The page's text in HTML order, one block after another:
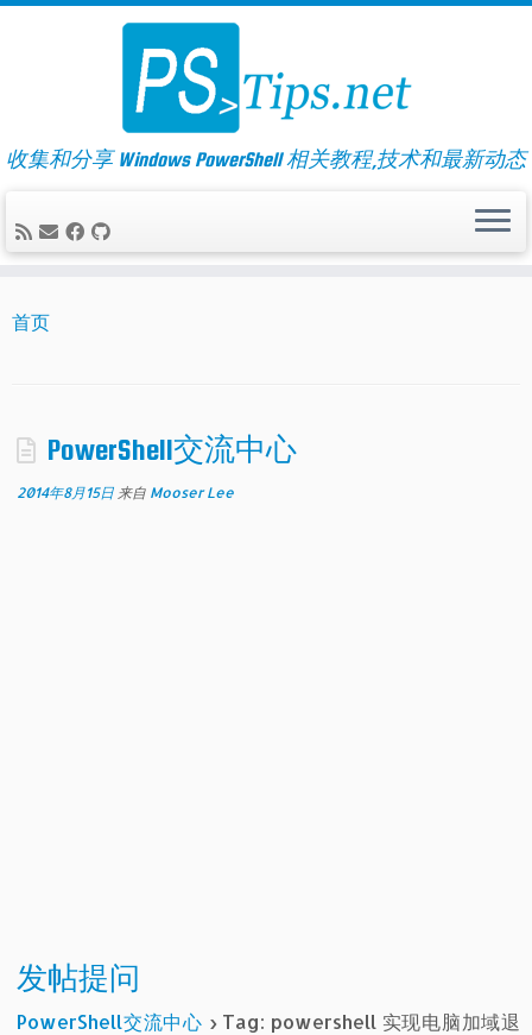
Skip
收集和分享 Windows PowerShell 相关教程,技术和最新动态
首页
PowerShell交流中心
2014年8月15日 来自 Mooser Lee
发帖提问
PowerShell交流中心 › Tag: powershell 实现电脑加域退